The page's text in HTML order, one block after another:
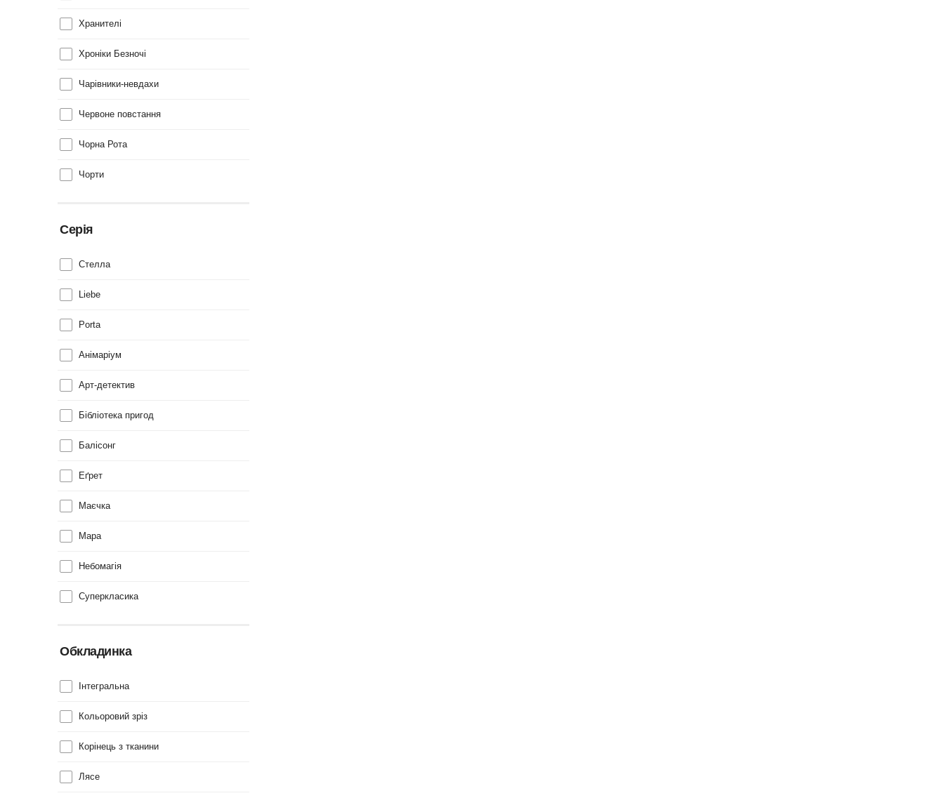
Хранителі
Хроніки Безночі
Чарівники-невдахи
Червоне повстання
Чорна Рота
Чорти
Серія
Cтелла
Liebe
Porta
Анімаріум
Арт-детектив
Бібліотека пригод
Балісонг
Еґрет
Маєчка
Мара
Небомагія
Суперкласика
Обкладинка
Інтегральна
Кольоровий зріз
Корінець з тканини
Лясе